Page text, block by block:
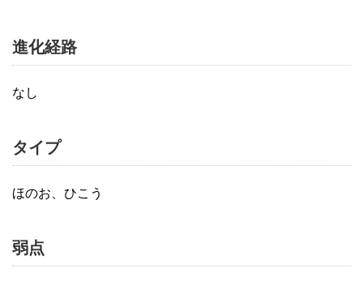
進化経路
なし
タイプ
ほのお、ひこう
弱点